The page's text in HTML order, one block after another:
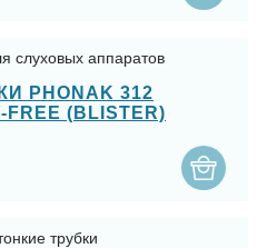
слуховых аппаратов
PHONAK 312
FREE (BLISTER)
трубки